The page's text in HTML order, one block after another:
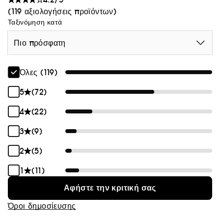
(119 αξιολογήσεις προϊόντων)
Ταξινόμηση κατά
Πιο πρόσφατη
Όλες (119)
5
(72)
4
(22)
3
(9)
2
(5)
1
(11)
Αφήστε την κριτική σας
Όροι δημοσίευσης